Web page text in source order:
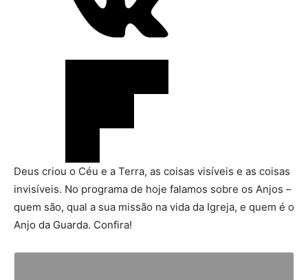
Deus criou o Céu e a Terra, as coisas visíveis e as coisas
invisíveis. No programa de hoje falamos sobre os Anjos –
quem são, qual a sua missão na vida da Igreja, e quem é o
Anjo da Guarda. Confira!